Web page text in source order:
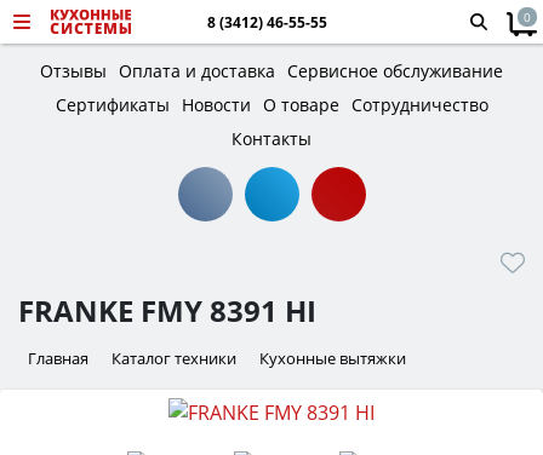
8 (3412) 46-55-55 0
Отзывы Оплата и доставка Сервисное обслуживание
Сертификаты
Новости О товаре Сотрудничество
Контакты
FRANKE FMY 8391 HI
Главная Каталог техники Кухонные вытяжки